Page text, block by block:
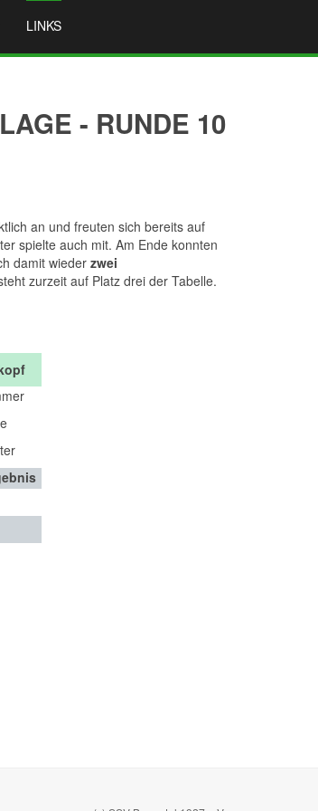
LINKS
- RUNDE 10
an und freuten sich bereits auf
spielte auch mit. Am Ende konnten
damit wiederzwei
zurzeit auf Platz drei der Tabelle.